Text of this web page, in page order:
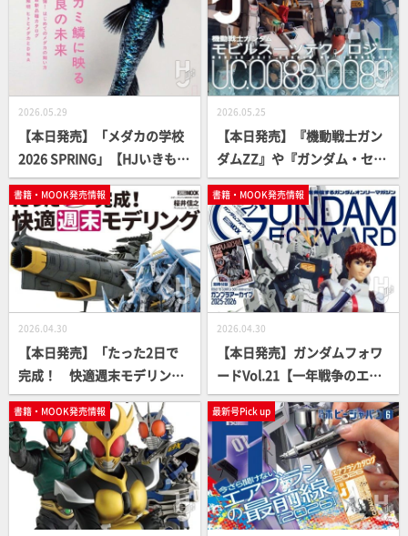
2026.05.29
【本日発売】「メダカの学校
2026 SPRING」【HJいきもの
部】
2026.05.25
【本日発売】『機動戦士ガン
ダムZZ』や『ガンダム・セン
チネル』の舞台“U.C.0088年
～0089年”のガンプラ作例特
集！「月刊ホビージャパン20
26年7月号」の内容をピック
アップしてご紹介
書籍・MOOK発売情報
2026.04.30
【本日発売】「たった2日で
完成！ 快適週末モデリン
グ」【桜井信之】
書籍・MOOK発売情報
2026.04.30
【本日発売】ガンダムフォワ
ードVol.21【一年戦争のエー
スパイロット】
書籍・MOOK発売情報 最新号Pick up